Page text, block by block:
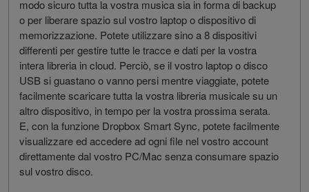
modo sicuro tutta la vostra musica sia in forma di backup
o per liberare spazio sul vostro laptop o dispositivo di
memorizzazione. Potete utilizzare sino a 8 dispositivi
differenti per gestire tutte le tracce e dati per la vostra
intera libreria in cloud. Perciò, se il vostro laptop o disco
USB si guastano o vanno persi mentre viaggiate, potete
facilmente scaricare tutta la vostra libreria musicale su un
altro dispositivo, in tempo per la vostra prossima serata.
E, con la funzione Dropbox Smart Sync, potete facilmente
visualizzare ed accedere ad ogni file nel vostro account
direttamente dal vostro PC/Mac senza consumare spazio
sul vostro disco.